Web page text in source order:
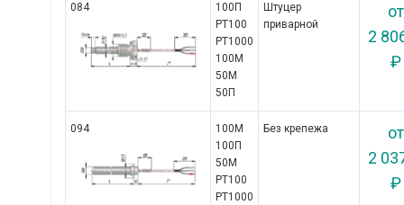
084
100П
РТ100
РТ1000
100М
50М
50П
Штуцер
приварной
от
2
₽
094
100М
100П
50М
РТ100
РТ1000
Без крепежа
от
2
₽